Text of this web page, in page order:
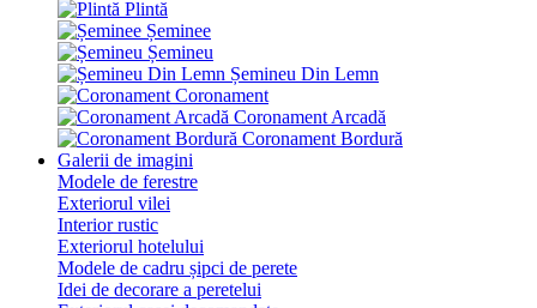
Plintă
Șeminee
Șemineu
Șemineu Din Lemn
Coronament
Coronament Arcadă
Coronament Bordură
Galerii de imagini
Modele de ferestre
Exteriorul vilei
Interior rustic
Exteriorul hotelului
Modele de cadru șipci de perete
Idei de decorare a peretelui